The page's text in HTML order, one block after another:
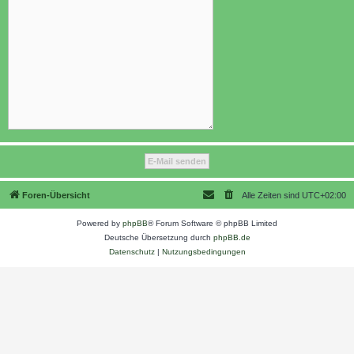
Foren-Übersicht Alle Zeiten sind UTC+02:00
Powered by phpBB® Forum Software © phpBB Limited
Deutsche Übersetzung durch phpBB.de
Datenschutz| Nutzungsbedingungen